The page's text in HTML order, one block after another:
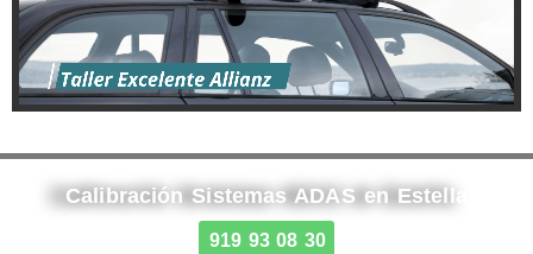
Calibración Sistemas ADAS en Estella
919 93 08 30